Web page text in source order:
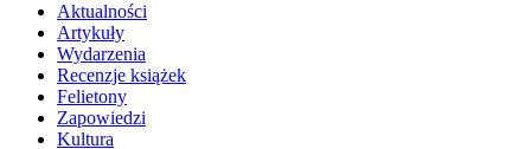
Aktualności
Artykuły
Wydarzenia
Recenzje książek
Felietony
Zapowiedzi
Kultura